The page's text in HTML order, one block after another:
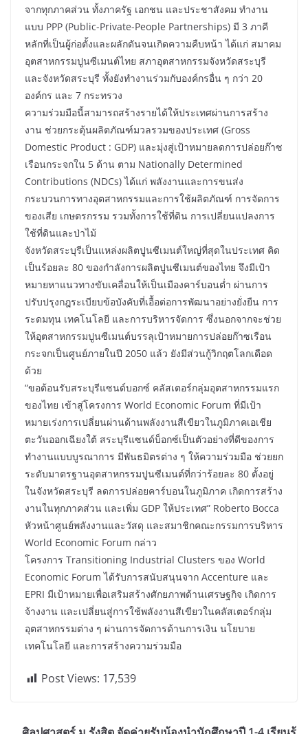
จากทุกภาคส่วน ทั้งภาครัฐ เอกชน และประชาสังคม ทำงาน
แบบ PPP (Public-Private-People Partnerships) มี 3 ภาคี
หลักที่เป็นผู้ก่อตั้งและผลักดันจนเกิดความคืบหน้า ได้แก่ สมาคม
อุตสาหกรรมปูนซีเมนต์ไทย สภาอุตสาหกรรมจังหวัดสระบุรี
และจังหวัดสระบุรี ทั้งยังทำงานร่วมกับองค์กรอื่น ๆ กว่า 20
องค์กร และ 7 กระทรวง
ความร่วมมือนี้สามารถสร้างรายได้ให้ประเทศผ่านการสร้าง
งาน ช่วยกระตุ้นผลิตภัณฑ์มวลรวมของประเทศ (Gross
Domestic Product : GDP) และมุ่งสู่เป้าหมายลดการปล่อยก๊าซ
เรือนกระจกใน 5 ด้าน ตาม Nationally Determined
Contributions (NDCs) ได้แก่ พลังงานและการขนส่ง
กระบวนการทางอุตสาหกรรมและการใช้ผลิตภัณฑ์ การจัดการ
ของเสีย เกษตรกรรม รวมทั้งการใช้ที่ดิน การเปลี่ยนแปลงการ
ใช้ที่ดินและป่าไม้
จังหวัดสระบุรีเป็นแหล่งผลิตปูนซีเมนต์ใหญ่ที่สุดในประเทศ คิด
เป็นร้อยละ 80 ของกำลังการผลิตปูนซีเมนต์ของไทย จึงมีเป้า
หมายหาแนวทางขับเคลื่อนให้เป็นเมืองคาร์บอนต่ำ ผ่านการ
ปรับปรุงกฎระเบียบข้อบังคับที่เอื้อต่อการพัฒนาอย่างยั่งยืน การ
ระดมทุน เทคโนโลยี และการบริหารจัดการ ซึ่งนอกจากจะช่วย
ให้อุตสาหกรรมปูนซีเมนต์บรรลุเป้าหมายการปล่อยก๊าซเรือน
กระจกเป็นศูนย์ภายในปี 2050 แล้ว ยังมีส่วนกู้วิกฤตโลกเดือด
ด้วย
“ขอต้อนรับสระบุรีแซนด์บอกซ์ คลัสเตอร์กลุ่มอุตสาหกรรมแรก
ของไทย เข้าสู่โครงการ World Economic Forum ที่มีเป้า
หมายเร่งการเปลี่ยนผ่านด้านพลังงานสีเขียวในภูมิภาคเอเชีย
ตะวันออกเฉียงใต้ สระบุรีแซนด์บ็อกซ์เป็นตัวอย่างที่ดีของการ
ทำงานแบบบูรณาการ มีพันธมิตรต่าง ๆ ให้ความร่วมมือ ช่วยยก
ระดับมาตรฐานอุตสาหกรรมปูนซีเมนต์ที่กว่าร้อยละ 80 ตั้งอยู่
ในจังหวัดสระบุรี ลดการปล่อยคาร์บอนในภูมิภาค เกิดการสร้าง
งานในทุกภาคส่วน และเพิ่ม GDP ให้ประเทศ” Roberto Bocca
หัวหน้าศูนย์พลังงานและวัสดุ และสมาชิกคณะกรรมการบริหาร
World Economic Forum กล่าว
โครงการ Transitioning Industrial Clusters ของ World
Economic Forum ได้รับการสนับสนุนจาก Accenture และ
EPRI มีเป้าหมายเพื่อเสริมสร้างศักยภาพด้านเศรษฐกิจ เกิดการ
จ้างงาน และเปลี่ยนสู่การใช้พลังงานสีเขียวในคลัสเตอร์กลุ่ม
อุตสาหกรรมต่าง ๆ ผ่านการจัดการด้านการเงิน นโยบาย
เทคโนโลยี และการสร้างความร่วมมือ
Post Views: 17,539